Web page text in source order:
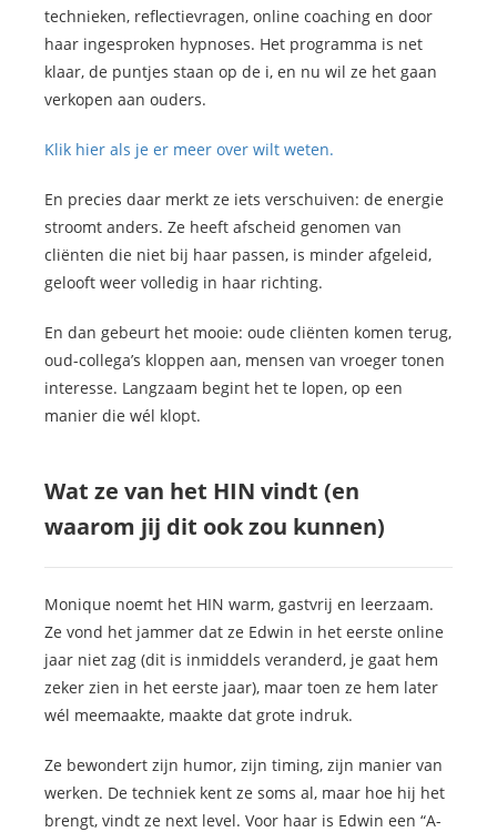
technieken, reflectievragen, online coaching en door
haar ingesproken hypnoses. Het programma is net
klaar, de puntjes staan op de i, en nu wil ze het gaan
verkopen aan ouders.
Klik hier als je er meer over wilt weten.
En precies daar merkt ze iets verschuiven: de energie
stroomt anders. Ze heeft afscheid genomen van
cliënten die niet bij haar passen, is minder afgeleid,
gelooft weer volledig in haar richting.
En dan gebeurt het mooie: oude cliënten komen terug,
oud-collega’s kloppen aan, mensen van vroeger tonen
interesse. Langzaam begint het te lopen, op een
manier die wél klopt.
Wat ze van het HIN vindt (en
waarom jij dit ook zou kunnen)
Monique noemt het HIN warm, gastvrij en leerzaam.
Ze vond het jammer dat ze Edwin in het eerste online
jaar niet zag (dit is inmiddels veranderd, je gaat hem
zeker zien in het eerste jaar), maar toen ze hem later
wél meemaakte, maakte dat grote indruk.
Ze bewondert zijn humor, zijn timing, zijn manier van
werken. De techniek kent ze soms al, maar hoe hij het
brengt, vindt ze next level. Voor haar is Edwin een “A-